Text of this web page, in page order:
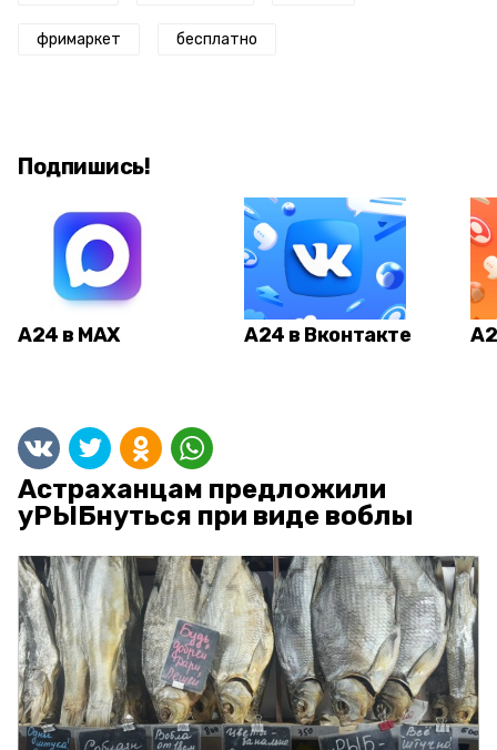
фримаркет бесплатно
Подпишись!
А24 в MAX А24 в Вконтакте
Астраханцам предложили
уРЫБнуться при виде воблы